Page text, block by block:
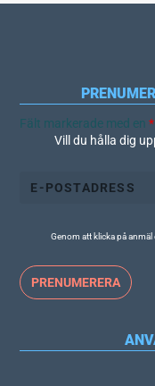
Fält markerade med en*
Vill du hålla dig
Genom att klicka på